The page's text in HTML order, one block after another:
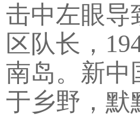
击中左眼导
区队长，
南岛。新中
于乡野，默